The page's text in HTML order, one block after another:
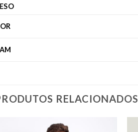
RELACIONADOS